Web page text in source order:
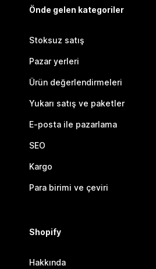
Önde gelen kategoriler
Stoksuz satış
Pazar yerleri
Ürün değerlendirmeleri
Yukarı satış ve paketler
E-posta ile pazarlama
SEO
Kargo
Para birimi ve çeviri
Shopify
Hakkında